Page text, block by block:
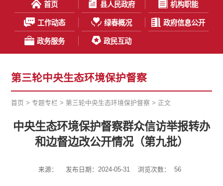
首页 县人民政府 机构职能
工作动态 绿春概况 政府信息公开
政务服务 政民互动
第三轮中央生态环境保护督察
首页 >专题专栏 > 第三轮中央生态环境保护督察 > 正文
中央生态环境保护督察群众信访举报转办
和边督边改公开情况（第九批）
来源： 发布日期：2024-05-31 浏览次数： 56